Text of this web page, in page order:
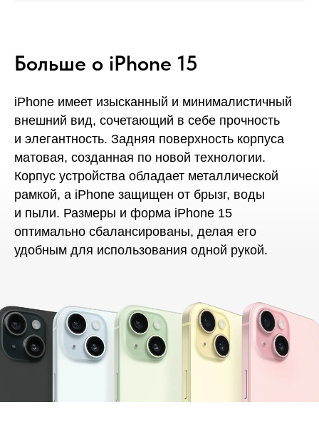
Больше о iPhone 15
iPhone имеет изысканный и минималистичный
внешний вид, сочетающий в себе прочность
и элегантность. Задняя поверхность корпуса
матовая, созданная по новой технологии.
Корпус устройства обладает металлической
рамкой, а iPhone защищен от брызг, воды
и пыли. Размеры и форма iPhone 15
оптимально сбалансированы, делая его
удобным для использования одной рукой.